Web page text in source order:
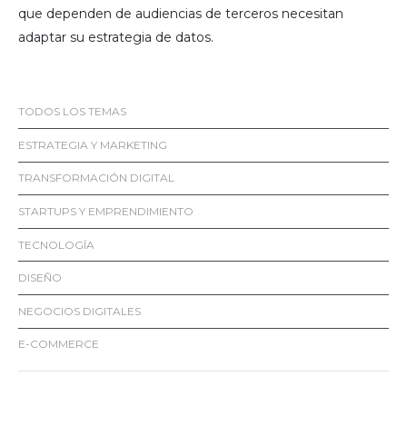
que dependen de audiencias de terceros necesitan
adaptar su estrategia de datos.
TODOS LOS TEMAS
ESTRATEGIA Y MARKETING
TRANSFORMACIÓN DIGITAL
STARTUPS Y EMPRENDIMIENTO
TECNOLOGÍA
DISEÑO
NEGOCIOS DIGITALES
E-COMMERCE